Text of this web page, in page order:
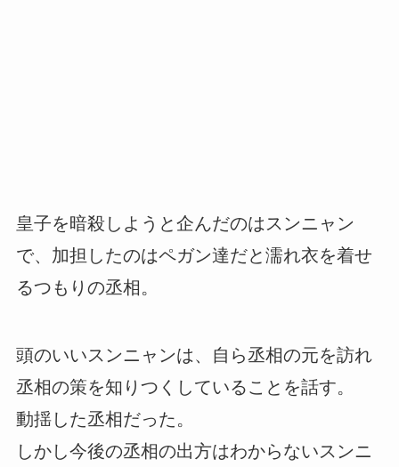
皇子を暗殺しようと企んだのはスンニャン
で、加担したのはペガン達だと濡れ衣を着せ
るつもりの丞相。
頭のいいスンニャンは、自ら丞相の元を訪れ
丞相の策を知りつくしていることを話す。
動揺した丞相だった。
しかし今後の丞相の出方はわからないスンニ